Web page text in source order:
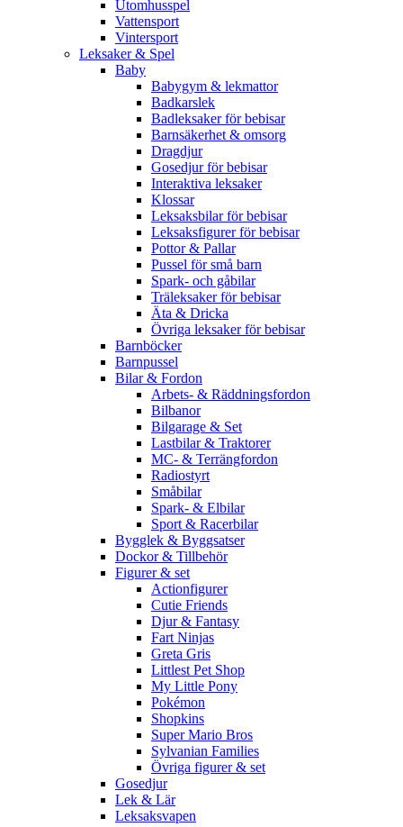
Utomhusspel
Vattensport
Vintersport
Leksaker & Spel
Baby
Babygym & lekmattor
Badkarslek
Badleksaker för bebisar
Barnsäkerhet & omsorg
Dragdjur
Gosedjur för bebisar
Interaktiva leksaker
Klossar
Leksaksbilar för bebisar
Leksaksfigurer för bebisar
Pottor & Pallar
Pussel för små barn
Spark- och gåbilar
Träleksaker för bebisar
Äta & Dricka
Övriga leksaker för bebisar
Barnböcker
Barnpussel
Bilar & Fordon
Arbets- & Räddningsfordon
Bilbanor
Bilgarage & Set
Lastbilar & Traktorer
MC- & Terrängfordon
Radiostyrt
Småbilar
Spark- & Elbilar
Sport & Racerbilar
Bygglek & Byggsatser
Dockor & Tillbehör
Figurer & set
Actionfigurer
Cutie Friends
Djur & Fantasy
Fart Ninjas
Greta Gris
Littlest Pet Shop
My Little Pony
Pokémon
Shopkins
Super Mario Bros
Sylvanian Families
Övriga figurer & set
Gosedjur
Lek & Lär
Leksaksvapen